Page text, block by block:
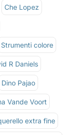
Che Lopez
Strumenti colore
R Daniels
Dino Pajao
Vande Voort
extra fine